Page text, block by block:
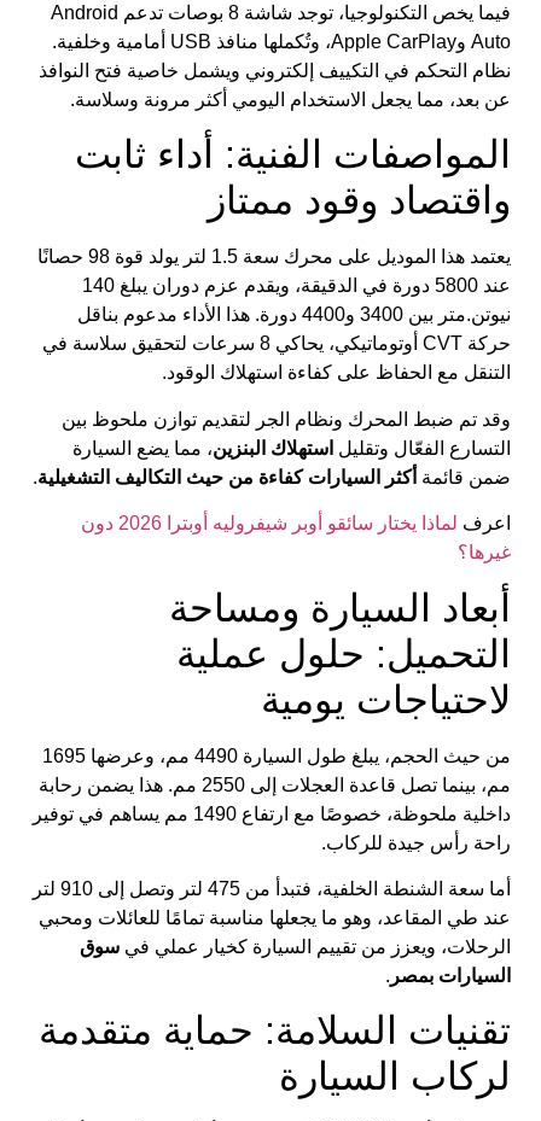
فيما يخص التكنولوجيا، توجد شاشة 8 بوصات تدعم Android
Auto وApple CarPlay، وتُكملها منافذ USB أمامية وخلفية.
نظام التحكم في التكييف إلكتروني ويشمل خاصية فتح النوافذ
عن بعد، مما يجعل الاستخدام اليومي أكثر مرونة وسلاسة.
المواصفات الفنية: أداء ثابت
واقتصاد وقود ممتاز
يعتمد هذا الموديل على محرك سعة 1.5 لتر يولد قوة 98 حصانًا
عند 5800 دورة في الدقيقة، ويقدم عزم دوران يبلغ 140
نيوتن.متر بين 3400 و4400 دورة. هذا الأداء مدعوم بناقل
حركة CVT أوتوماتيكي، يحاكي 8 سرعات لتحقيق سلاسة في
التنقل مع الحفاظ على كفاءة استهلاك الوقود.
وقد تم ضبط المحرك ونظام الجر لتقديم توازن ملحوظ بين
التسارع الفعّال وتقليل استهلاك البنزين، مما يضع السيارة
ضمن قائمة أكثر السيارات كفاءة من حيث التكاليف التشغيلية.
اعرف
لماذا يختار سائقو أوبر شيفروليه أوبترا 2026 دون
غيرها؟
أبعاد السيارة ومساحة
التحميل: حلول عملية
لاحتياجات يومية
من حيث الحجم، يبلغ طول السيارة 4490 مم، وعرضها 1695
مم، بينما تصل قاعدة العجلات إلى 2550 مم. هذا يضمن رحابة
داخلية ملحوظة، خصوصًا مع ارتفاع 1490 مم يساهم في توفير
راحة رأس جيدة للركاب.
أما سعة الشنطة الخلفية، فتبدأ من 475 لتر وتصل إلى 910 لتر
عند طي المقاعد، وهو ما يجعلها مناسبة تمامًا للعائلات ومحبي
الرحلات، ويعزز من تقييم السيارة كخيار عملي في سوق
السيارات بمصر .
تقنيات السلامة: حماية متقدمة
لركاب السيارة